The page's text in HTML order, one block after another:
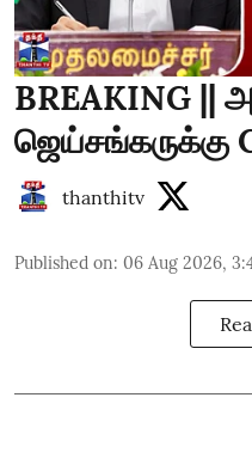
BREAKING ||
ஜெய்சங்கருக்கு
thanthitv
Published on: 06 Aug 2026,